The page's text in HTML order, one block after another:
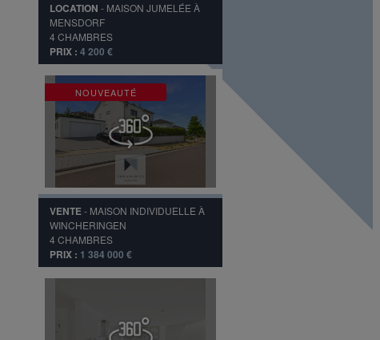
LOCATION - MAISON JUMELÉE À
MENSDORF
4CHAMBRES
PRIX : 4 200 €
NOUVEAUTÉ
VENTE- MAISON INDIVIDUELLE À
WINCHERINGEN
4CHAMBRES
PRIX : 1 384 000 €